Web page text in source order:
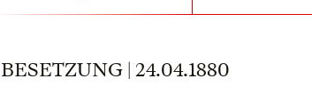
BESETZUNG | 24.04.1880